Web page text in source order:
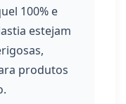
100% e
estejam
produtos